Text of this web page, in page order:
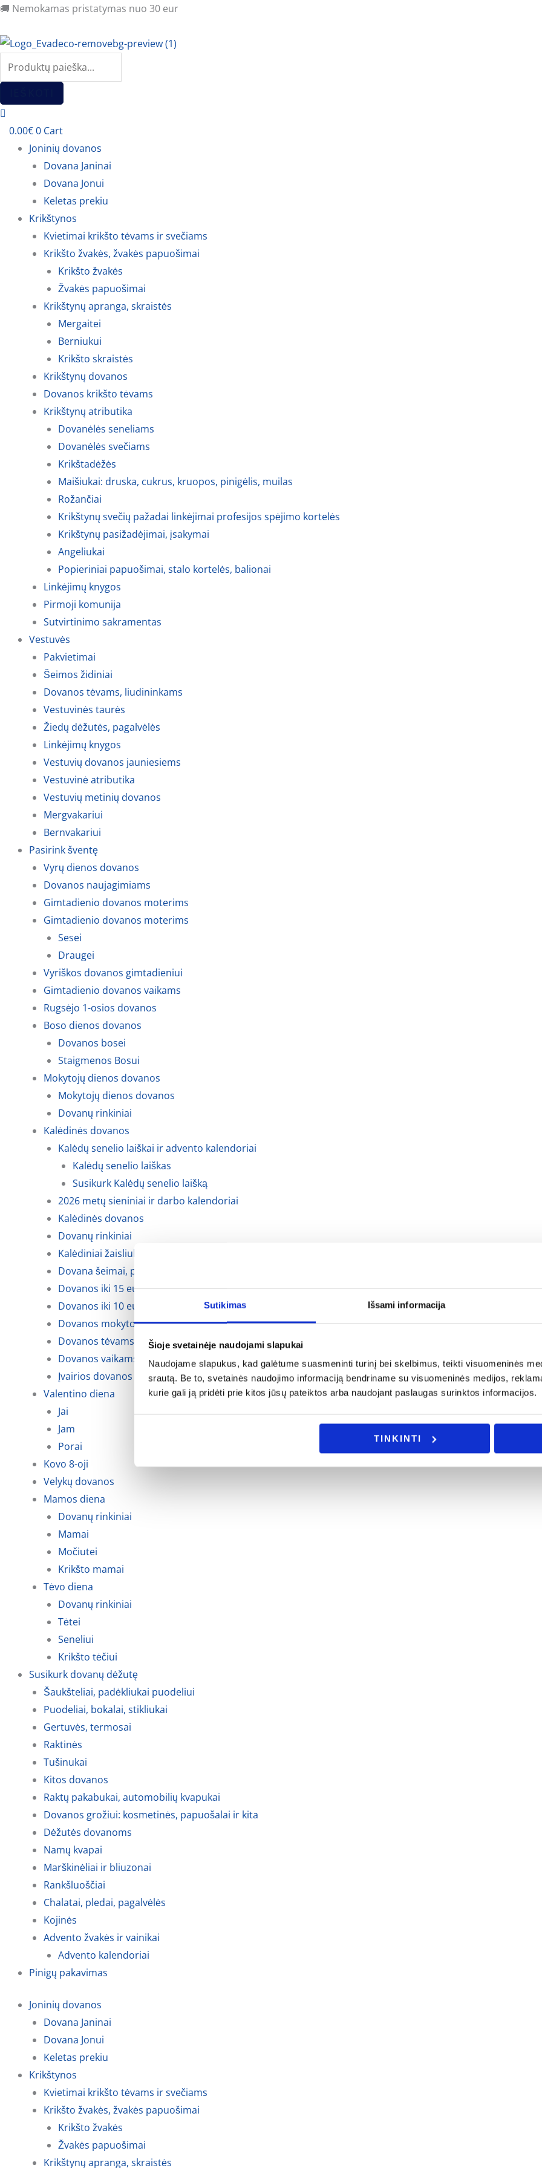
Sutikimas Išsami informacija
Šioje svetainėje naudojami slapukai
Naudojame slapukus, kad galėtume suasmeninti turinį bei skelbimus, teikti visuomeninės
srautą. Be to, svetainės naudojimo informaciją bendriname su visuomeninės medijos,
kurie gali ją pridėti prie kitos jūsų pateiktos arba naudojant paslaugas surinktos informacijos.
TINKINTI
Pereiti
turinio
🚚 Nemokamas pristatymas nuo 30 eur
Products
0.00€0 Cart
Joninių dovanos
Dovana Janinai
Dovana Jonui
Keletas prekiu
Krikštynos
Kvietimai krikšto tėvams ir svečiams
Krikšto žvakės, žvakės papuošimai
Krikšto žvakės
Žvakės papuošimai
Krikštynų apranga, skraistės
Mergaitei
Berniukui
Krikšto skraistės
Krikštynų dovanos
Dovanos krikšto tėvams
Krikštynų atributika
Dovanėlės seneliams
Dovanėlės svečiams
Krikštadėžės
Maišiukai: druska, cukrus, kruopos, pinigėlis, muilas
Rožančiai
Krikštynų svečių pažadai linkėjimai profesijos spėjimo kortelės
Krikštynų pasižadėjimai, įsakymai
Angeliukai
Popieriniai papuošimai, stalo kortelės, balionai
Linkėjimų knygos
Pirmoji komunija
Sutvirtinimo sakramentas
Vestuvės
Pakvietimai
Šeimos židiniai
Dovanos tėvams, liudininkams
Vestuvinės taurės
Žiedų dėžutės, pagalvėlės
Linkėjimų knygos
Vestuvių dovanos jauniesiems
Vestuvinė atributika
Vestuvių metinių dovanos
Mergvakariui
Bernvakariui
Pasirink šventę
Vyrų dienos dovanos
Dovanos naujagimiams
Gimtadienio dovanos moterims
Gimtadienio dovanos moterims
Sesei
Draugei
Vyriškos dovanos gimtadieniui
Gimtadienio dovanos vaikams
Rugsėjo 1-osios dovanos
Boso dienos dovanos
Dovanos bosei
Staigmenos Bosui
Mokytojų dienos dovanos
Mokytojų dienos dovanos
Dovanų rinkiniai
Kalėdinės dovanos
Kalėdų senelio laiškai ir advento kalendoriai
Kalėdų senelio laiškas
Susikurk Kalėdų senelio laišką
2026 metų sieniniai ir darbo kalendoriai
Kalėdinės dovanos
Dovanų rinkiniai
Kalėdiniai žaisliukai
Dovana šeimai, porai
Dovanos iki 15 eurų
Dovanos iki 10 eurų
Dovanos mokytojoms, auklėtojoms
Dovanos tėvams, krikšto tėvams ir seneliams
Dovanos vaikams
Įvairios dovanos kalėdoms
Valentino diena
Jai
Jam
Porai
Kovo 8-oji
Velykų dovanos
Mamos diena
Dovanų rinkiniai
Mamai
Močiutei
Krikšto mamai
Tėvo diena
Dovanų rinkiniai
Tėtei
Seneliui
Krikšto tėčiui
Susikurk dovanų dėžutę
Šaukšteliai, padėkliukai puodeliui
Puodeliai, bokalai, stikliukai
Gertuvės, termosai
Raktinės
Tušinukai
Kitos dovanos
Raktų pakabukai, automobilių kvapukai
Dovanos grožiui: kosmetinės, papuošalai ir kita
Dėžutės dovanoms
Namų kvapai
Marškinėliai ir bliuzonai
Rankšluoščiai
Chalatai, pledai, pagalvėlės
Kojinės
Advento žvakės ir vainikai
Advento kalendoriai
Pinigų pakavimas
Joninių dovanos
Dovana Janinai
Dovana Jonui
Keletas prekiu
Krikštynos
Kvietimai krikšto tėvams ir svečiams
Krikšto žvakės, žvakės papuošimai
Krikšto žvakės
Žvakės papuošimai
Krikštynų apranga, skraistės
Products